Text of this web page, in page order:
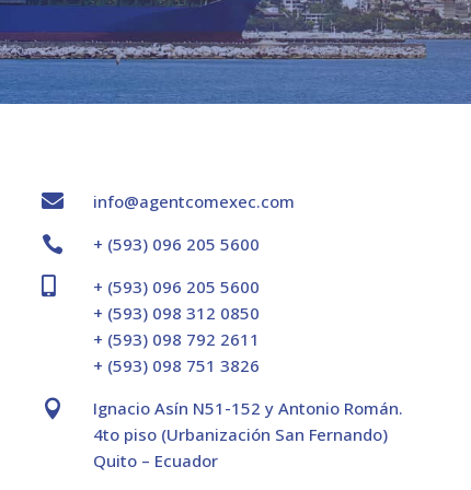

info@agentcomexec.com

+ (593) 096 205 5600

+ (593) 096 205 5600
+ (593) 098 312 0850
+ (593) 098 792 2611
+ (593) 098 751 3826

Ignacio Asín N51-152 y Antonio Román.
4to piso (Urbanización San Fernando)
Quito – Ecuador